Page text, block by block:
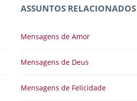
ASSUNTOS RELACIONADOS
Mensagens de Amor
Mensagens de Deus
Mensagens de Felicidade